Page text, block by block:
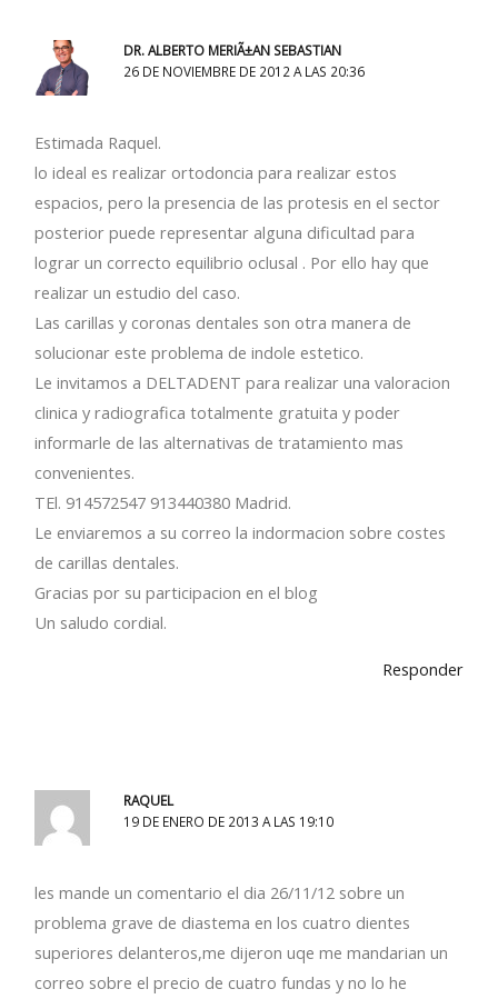
DR. ALBERTO MERIÃ±AN SEBASTIAN
26 DE NOVIEMBRE DE 2012 A LAS 20:36
Estimada Raquel.
lo ideal es realizar ortodoncia para realizar estos
espacios, pero la presencia de las protesis en el sector
posterior puede representar alguna dificultad para
lograr un correcto equilibrio oclusal . Por ello hay que
realizar un estudio del caso.
Las carillas y coronas dentales son otra manera de
solucionar este problema de indole estetico.
Le invitamos a DELTADENT para realizar una valoracion
clinica y radiografica totalmente gratuita y poder
informarle de las alternativas de tratamiento mas
convenientes.
TEl. 914572547 913440380 Madrid.
Le enviaremos a su correo la indormacion sobre costes
de carillas dentales.
Gracias por su participacion en el blog
Un saludo cordial.
Responder
RAQUEL
19 DE ENERO DE 2013 A LAS 19:10
les mande un comentario el dia 26/11/12 sobre un
problema grave de diastema en los cuatro dientes
superiores delanteros,me dijeron uqe me mandarian un
correo sobre el precio de cuatro fundas y no lo he